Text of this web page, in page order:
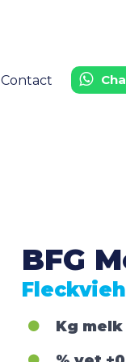
Contact
BFG
Fleckvieh
Kg melk